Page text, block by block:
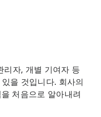
리자, 개별 기여자 등
을 것입니다. 회사의
처음으로 알아내려